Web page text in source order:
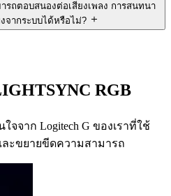
รถตอบสนองต่อเสียงเพลง การสนทนา
จากระบบได้หรือไม่?
RGB
จาก Logitech G ของเราที่ใช้
ละขยายขีดความสามารถ